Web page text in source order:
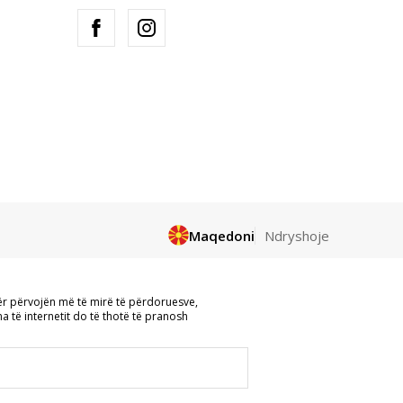
Maqedoni Ndryshoje
logove, markave tregtare,
qëllime, pa pëlqimin me shkrim të
gjitha informacionet të jenë të plota
të disponueshme gjatë gjithë kohës.
222.
përvojën më të mirë të përdoruesve,
të internetit do të thotë të pranosh